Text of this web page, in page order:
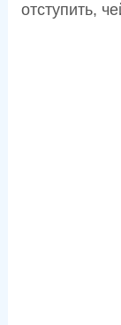
отступить,